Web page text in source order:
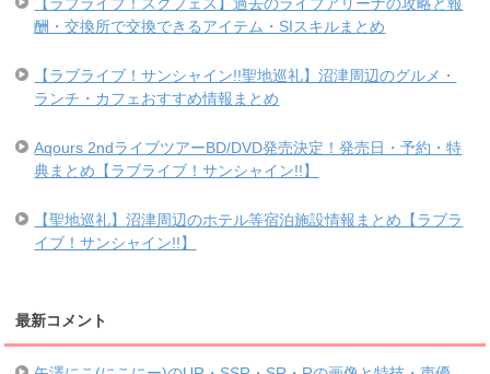
酬・交換所で交換できるアイテム・SIスキルまとめ
【ラブライブ！サンシャイン!!聖地巡礼】沼津周辺のグルメ・
ランチ・カフェおすすめ情報まとめ
Aqours 2ndライブツアーBD/DVD発売決定！発売日・予約・特
典まとめ【ラブライブ！サンシャイン!!】
【聖地巡礼】沼津周辺のホテル等宿泊施設情報まとめ【ラブラ
イブ！サンシャイン!!】
最新コメント